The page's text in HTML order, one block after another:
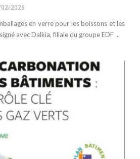
2026
en verre pour les boissons et les
avec Dalkia, filiale du groupe EDF ...